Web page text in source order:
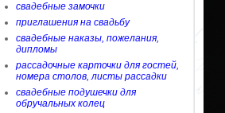
свадебные замочки
приглашения на свадьбу
свадебные наказы, пожелания,
дипломы
рассадочные карточки для гостей,
номера столов, листы рассадки
свадебные подушечки для
обручальных колец